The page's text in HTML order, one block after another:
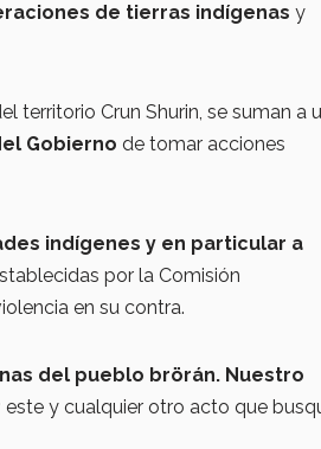
de tierras indígenas y
territorio Crun Shurin, se suman a
Gobierno de tomar acciones
indígenes y en particular a
por la Comisión
en su contra.
del pueblo brörán. Nuestro
este y cualquier otro acto que